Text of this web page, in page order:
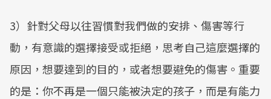
3）針對父母以往習慣對我們做的安排、傷害等行
動，有意識的選擇接受或拒絕，思考自己這麼選擇的
原因，想要達到的目的，或者想要避免的傷害。重要
的是：你不再是一個只能被決定的孩子，而是有能力